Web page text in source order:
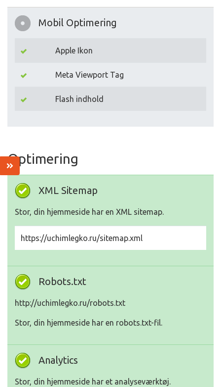
Mobil Optimering
Apple Ikon
Meta Viewport Tag
Flash indhold
Optimering
XML Sitemap
Stor, din hjemmeside har en XML sitemap.
https://uchimlegko.ru/sitemap.xml
Robots.txt
http://uchimlegko.ru/robots.txt
Stor, din hjemmeside har en robots.txt-fil.
Analytics
Stor, din hjemmeside har et analyseværktøj.